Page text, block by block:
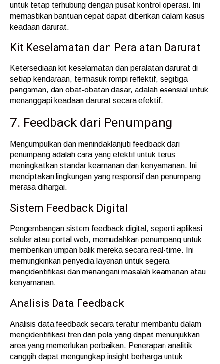
untuk tetap terhubung dengan pusat kontrol operasi. Ini
memastikan bantuan cepat dapat diberikan dalam kasus
keadaan darurat.
Kit Keselamatan dan Peralatan Darurat
Ketersediaan kit keselamatan dan peralatan darurat di
setiap kendaraan, termasuk rompi reflektif, segitiga
pengaman, dan obat-obatan dasar, adalah esensial untuk
menanggapi keadaan darurat secara efektif.
7. Feedback dari Penumpang
Mengumpulkan dan menindaklanjuti feedback dari
penumpang adalah cara yang efektif untuk terus
meningkatkan standar keamanan dan kenyamanan. Ini
menciptakan lingkungan yang responsif dan penumpang
merasa dihargai.
Sistem Feedback Digital
Pengembangan sistem feedback digital, seperti aplikasi
seluler atau portal web, memudahkan penumpang untuk
memberikan umpan balik mereka secara real-time. Ini
memungkinkan penyedia layanan untuk segera
mengidentifikasi dan menangani masalah keamanan atau
kenyamanan.
Analisis Data Feedback
Analisis data feedback secara teratur membantu dalam
mengidentifikasi tren dan pola yang dapat menunjukkan
area yang memerlukan perbaikan. Penerapan analitik
canggih dapat mengungkap insight berharga untuk